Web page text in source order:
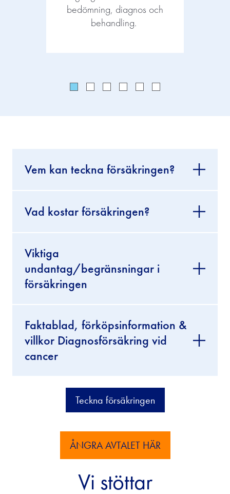
bedömning, diagnos och
behandling.
Vem kan teckna försäkringen?
Vad kostar försäkringen?
Viktiga
undantag/begränsningar i
försäkringen
Faktablad, förköpsinformation &
villkor Diagnosförsäkring vid
cancer
Teckna försäkringen
ÅNGRA AVTALET HÄR
Vi stöttar